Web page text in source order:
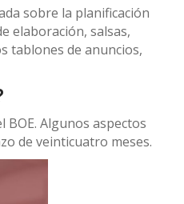
sobre la planificación
elaboración, salsas,
tablones de anuncios,
BOE. Algunos aspectos
de veinticuatro meses.